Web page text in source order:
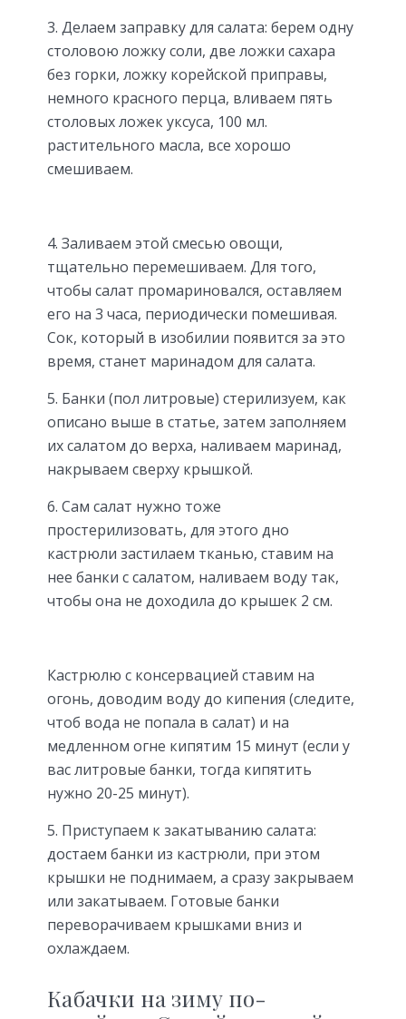
3. Делаем заправку для салата: берем одну
столовою ложку соли, две ложки сахара
без горки, ложку корейской приправы,
немного красного перца, вливаем пять
столовых ложек уксуса, 100 мл.
растительного масла, все хорошо
смешиваем.
4. Заливаем этой смесью овощи,
тщательно перемешиваем. Для того,
чтобы салат промариновался, оставляем
его на 3 часа, периодически помешивая.
Сок, который в изобилии появится за это
время, станет маринадом для салата.
5. Банки (пол литровые) стерилизуем, как
описано выше в статье, затем заполняем
их салатом до верха, наливаем маринад,
накрываем сверху крышкой.
6. Сам салат нужно тоже
простерилизовать, для этого дно
кастрюли застилаем тканью, ставим на
нее банки с салатом, наливаем воду так,
чтобы она не доходила до крышек 2 см.
Кастрюлю с консервацией ставим на
огонь, доводим воду до кипения (следите,
чтоб вода не попала в салат) и на
медленном огне кипятим 15 минут (если у
вас литровые банки, тогда кипятить
нужно 20-25 минут).
5. Приступаем к закатыванию салата:
достаем банки из кастрюли, при этом
крышки не поднимаем, а сразу закрываем
или закатываем. Готовые банки
переворачиваем крышками вниз и
охлаждаем.
Кабачки на зиму по-